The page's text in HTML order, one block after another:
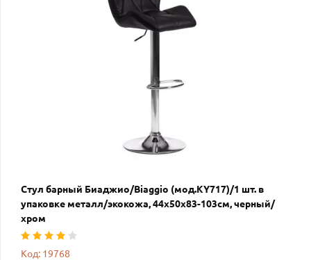
Стул барный Биаджио/Biaggio (мод.KY717)/1 шт. в
упаковке металл/экокожа, 44х50х83-103см, черный/
хром
Код: 19768